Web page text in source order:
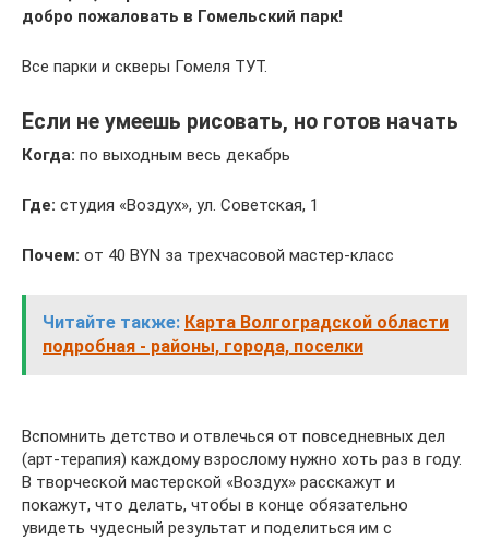
добро пожаловать в Гомельский парк!
Все парки и скверы Гомеля ТУТ.
Если не умеешь рисовать, но готов начать
Когда: по выходным весь декабрь
Где: студия «Воздух», ул. Советская, 1
Почем: от 40 BYN за трехчасовой мастер-класс
Читайте также: Карта Волгоградской области
подробная - районы, города, поселки
Вспомнить детство и отвлечься от повседневных дел
(арт-терапия) каждому взрослому нужно хоть раз в году.
В творческой мастерской «Воздух» расскажут и
покажут, что делать, чтобы в конце обязательно
увидеть чудесный результат и поделиться им с